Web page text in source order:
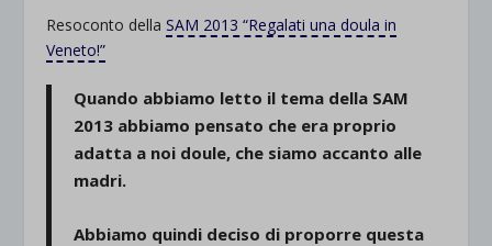
Resoconto dellaSAM 2013 “Regalati una doula in
Veneto!”
Quando abbiamo letto il tema della SAM
2013 abbiamo pensato che era proprio
adatta a noi doule, che siamo accanto alle
madri.
Abbiamo quindi deciso di proporre questa